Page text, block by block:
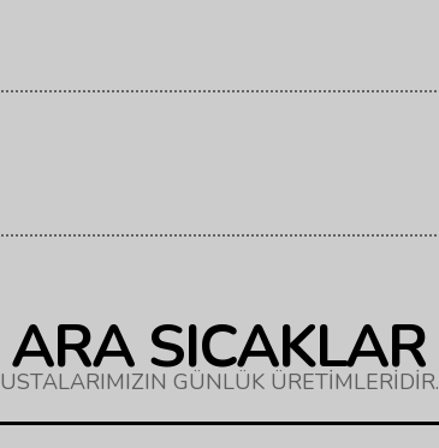
ARA SICAKLAR
USTALARIMIZIN GÜNLÜK ÜRETİMLERİDİR.